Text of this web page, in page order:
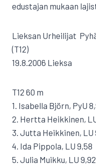
edustajan mukaan
Lieksan Urheilijat 
(T12)
19.8.2006 Lieksa
T12 60 m
1. Isabella Björn, PyU
2. Hertta Heikkinen,
3. Jutta Heikkinen, LU
4. Ida Pippola, LU 9,58
5. Julia Muikku, LU 9,92